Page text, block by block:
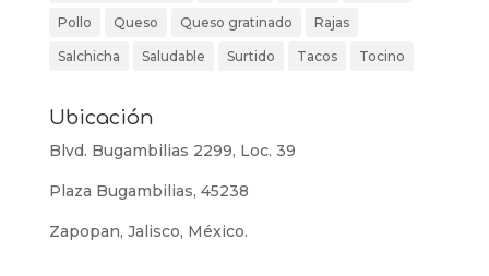
Pollo Queso Queso gratinado Rajas
Salchicha Saludable Surtido Tacos Tocino
Ubicación
Blvd. Bugambilias 2299, Loc. 39
Plaza Bugambilias, 45238
Zapopan, Jalisco, México.